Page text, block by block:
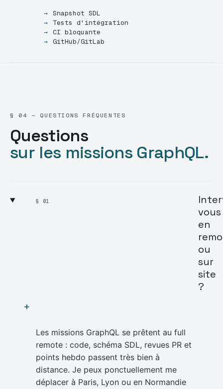
Snapshot SDL
Tests d'intégration
CI bloquante
GitHub/GitLab
§ 04 — QUESTIONS FRÉQUENTES
Questions
sur les missions GraphQL.
§ 01
vous
en
ou
sur
site
?
+
Les missions GraphQL se prêtent au full
remote : code, schéma SDL, revues PR et
points hebdo passent très bien à
distance. Je peux ponctuellement me
déplacer à Paris, Lyon ou en Normandie